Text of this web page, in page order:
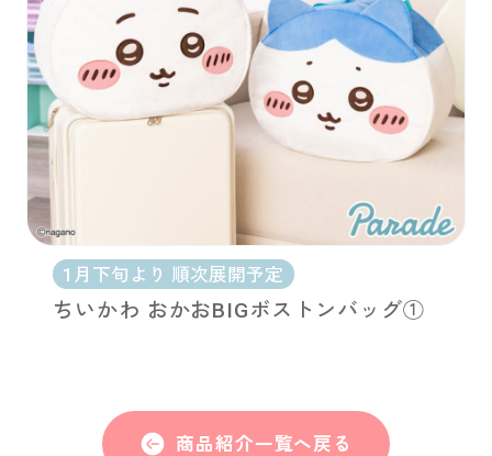
1月下旬より 順次展開予定
ちいかわ おかおBIGボストンバッグ①
商品紹介一覧へ戻る